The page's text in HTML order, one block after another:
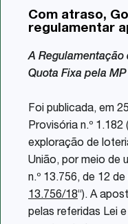
Com atraso,
regulamentar
A
Quota Fixa pela MP
Foi publicada, em
Provisória n.º 1.182
exploração de
União, por meio de
n.º 13.756, de 12
13.756/18“). A
pelas referidas Lei